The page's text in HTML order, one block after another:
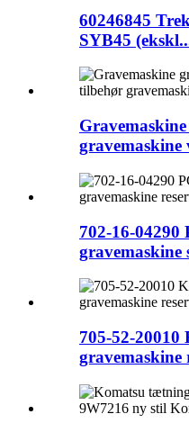
60246845
SYB45
702-16-04290
gravemaskine
705-52-20010
gravemaskine